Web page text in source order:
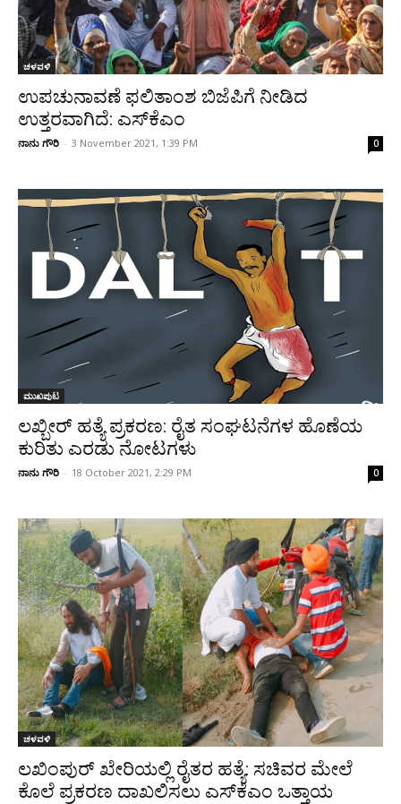
ಚಳವಳಿ
ಉಪಚುನಾವಣೆ ಫಲಿತಾಂಶ ಬಿಜೆಪಿಗೆ ನೀಡಿದ
ಉತ್ತರವಾಗಿದೆ: ಎಸ್‌ಕೆಎಂ
ನಾನು ಗೌರಿ - 3 November 2021, 1:39 PM 0
ಮುಖಪುಟ
ಲಖ್ಬೀರ್ ಹತ್ಯೆ ಪ್ರಕರಣ: ರೈತ ಸಂಘಟನೆಗಳ‌ ಹೊಣೆಯ
ಕುರಿತು ಎರಡು ನೋಟಗಳು
ನಾನು ಗೌರಿ - 18 October 2021, 2:29 PM 0
ಚಳವಳಿ
ಲಖಿಂಪುರ್ ಖೇರಿಯಲ್ಲಿ ರೈತರ ಹತ್ಯೆ: ಸಚಿವರ ಮೇಲೆ
ಕೊಲೆ ಪ್ರಕರಣ ದಾಖಲಿಸಲು ಎಸ್‌ಕೆಎಂ ಒತ್ತಾಯ